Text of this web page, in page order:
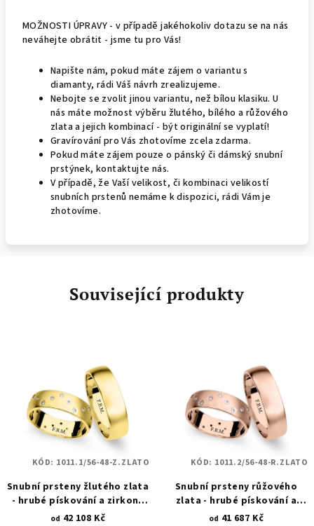
MOŽNOSTI ÚPRAVY - v případě jakéhokoliv dotazu se na nás
neváhejte obrátit - jsme tu pro Vás!
Napište nám, pokud máte zájem o variantu s
diamanty, rádi Váš návrh zrealizujeme.
Nebojte se zvolit jinou variantu, než bílou klasiku. U
nás máte možnost výběru žlutého, bílého a růžového
zlata a jejich kombinací - být originální se vyplatí!
Gravírování pro Vás zhotovíme zcela zdarma.
Pokud máte zájem pouze o pánský či dámský snubní
prstýnek, kontaktujte nás.
V případě, že Vaší velikost, či kombinaci velikostí
snubních prstenů nemáme k dispozici, rádi Vám je
zhotovíme.
Související produkty
Snubní prsteny žlutého zlata
- hrubé pískování a zirkony
1011.1
od 42 108 Kč
KÓD: 1011.1/56-48-Z.ZLATO
Snubní prsteny růžového
zlata - hrubé pískování a
zirkony 1011.2
od 41 687 Kč
KÓD: 1011.2/56-48-R.ZLATO